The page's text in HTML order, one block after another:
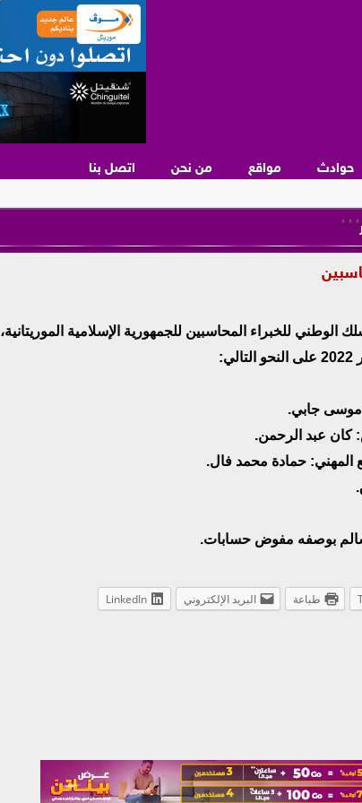
حوادث مواقع من نحن اتصل بنا
,
,
,
للخبراء المحاسبين للجمهورية الإسلامية الموريتانية،
موسى جابي.
كان عبد الرحمن.
المهني: حمادة محمد فال.
سالم بوصفه مفوض حسابات.
طباعة البريد الإلكتروني LinkedIn